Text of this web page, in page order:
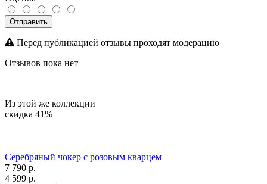
Отправить
Перед публикацией отзывы проходят модерацию
Отзывов пока нет
Из этой же коллекции
скидка 41%
Серебряный чокер с розовым кварцем
7 790 р.
4 599 р.